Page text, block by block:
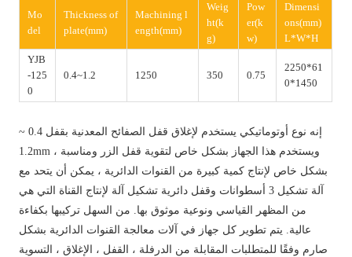
Mo
del
Thickness of
plate(mm)
Machining l
ength(mm)
Weig
ht(k
g)
Pow
er(k
w)
Dimensi
ons(mm)
L*W*H
YJB
-125
0
0.4~1.2 1250 350 0.75
2250*61
0*1450
إنه نوع أوتوماتيكي يستخدم لإغلاق قفل الصفائح المعدنية بقفل 0.4 ~
1.2mm ، ويستخدم هذا الجهاز بشكل خاص لتقوية قفل الزر ومناسبة
بشكل خاص لإنتاج كمية كبيرة من القنوات الدائرية ، يمكن أن يتحد مع
آلة تشكيل 3 أسطوانات وقفل دائرية تشكيل آلة لإنتاج القناة التي هي
من المظهر القياسي ونوعية موثوق بها. من السهل تركيبها بكفاءة
عالية. يتم تطوير كل جهاز في آلات معالجة القنوات الدائرية بشكل
صارم وفقًا للمتطلبات المقابلة من الدرفلة ، القفل ، الإغلاق ، التسوية